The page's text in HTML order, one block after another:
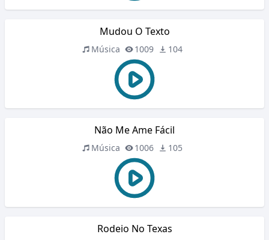
Mudou O Texto
Música 1009 104
Não Me Ame Fácil
Música 1006 105
Rodeio No Texas